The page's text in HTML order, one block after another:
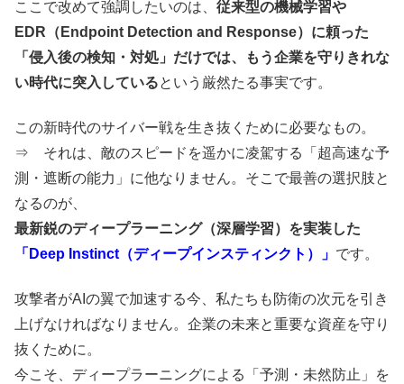
ここで改めて強調したいのは、 従来型の機械学習や
EDR（Endpoint Detection and Response）に頼った
「侵入後の検知・対処」だけでは、もう企業を守りきれな
い時代に突入しているという厳然たる事実です。
この新時代のサイバー戦を生き抜くために必要なもの。
⇒ それは、敵のスピードを遥かに凌駕する「超高速な予
測・遮断の能力」に他なりません。そこで最善の選択肢と
なるのが、
最新鋭のディープラーニング（深層学習）を実装した
「Deep Instinct（ディープインスティンクト）」 です。
攻撃者がAIの翼で加速する今、私たちも防衛の次元を引き
上げなければなりません。企業の未来と重要な資産を守り
抜くために。
今こそ、ディープラーニングによる「予測・未然防止」を